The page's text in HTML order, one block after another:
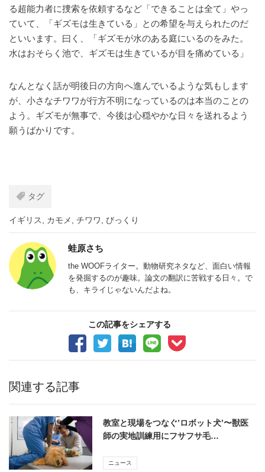
る超能力者に捜索を依頼するなど「できることは全て」やっ
ていて、「ギズモは生きている」との希望を与えられたのだ
といいます。曰く、「ギズモが水のある庭にいるのをみた。
水はおそらく池で、ギズモは生きているが目を痛めている」
なんとなく話が明後日の方向へ進んでいるような気もします
が、小さなチワワが行方不明になっているのは本当のことの
よう。ギズモが無事で、今後は心穏やかな日々を送れるよう
願うばかりです。
タグ
イギリス, カモメ, チワワ, びっくり
蛙原さち
the WOOFライター。動物研究ネタなど、面白い情報
を発掘するのが趣味。論文の翻訳に苦戦する日々。で
も、キライじゃないんだよね。
この記事をシェアする
関連する記事
教室と現場をつなぐ’ロボット犬’〜獣医
師の実地訓練用にフサフサ毛…
ニュース